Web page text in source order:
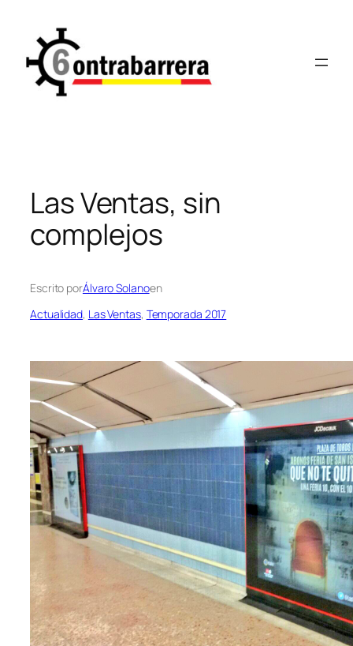
contenido
Las Ventas, sin
complejos
Escrito porÁlvaro Solanoen
Actualidad, Las Ventas, Temporada 2017